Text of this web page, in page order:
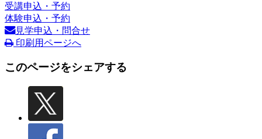
受講申込・予約
体験申込・予約
見学申込・問合せ
印刷用ページへ
このページをシェアする